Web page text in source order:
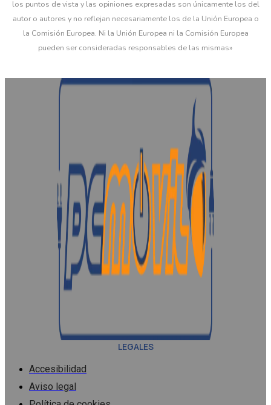
los puntos de vista y las opiniones expresadas son únicamente los del
autor o autores y no reflejan necesariamente los de la Unión Europea o
la Comisión Europea. Ni la Unión Europea ni la Comisión Europea
pueden ser consideradas responsables de las mismas»
LEGALES
Accesibilidad
Aviso legal